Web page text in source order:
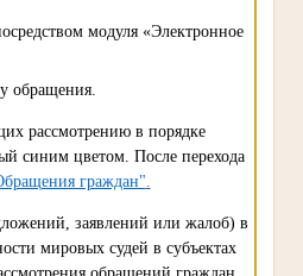
модуля «Электронное
обращения.
рассмотрению в порядке
синим цветом. После перехода
граждан"
заявлений или жалоб) в
мировых судей в субъектах